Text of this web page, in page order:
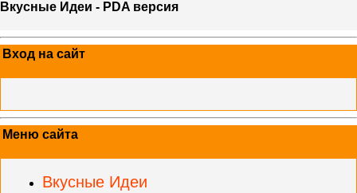
Вкусные Идеи - PDA версия
Вход на сайт
Меню сайта
Вкусные Идеи